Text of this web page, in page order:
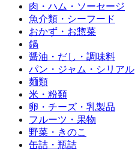
肉・ハム・ソーセージ
魚介類・シーフード
おかず・お惣菜
鍋
醤油・だし・調味料
パン・ジャム・シリアル
麺類
米・粉類
卵・チーズ・乳製品
フルーツ・果物
野菜・きのこ
缶詰・瓶詰